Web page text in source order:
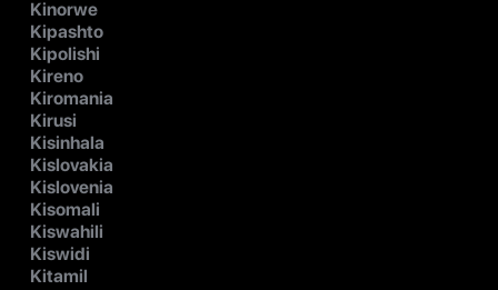
Kinorwe
Kipashto
Kipolishi
Kireno
Kiromania
Kirusi
Kisinhala
Kislovakia
Kislovenia
Kisomali
Kiswahili
Kiswidi
Kitamil